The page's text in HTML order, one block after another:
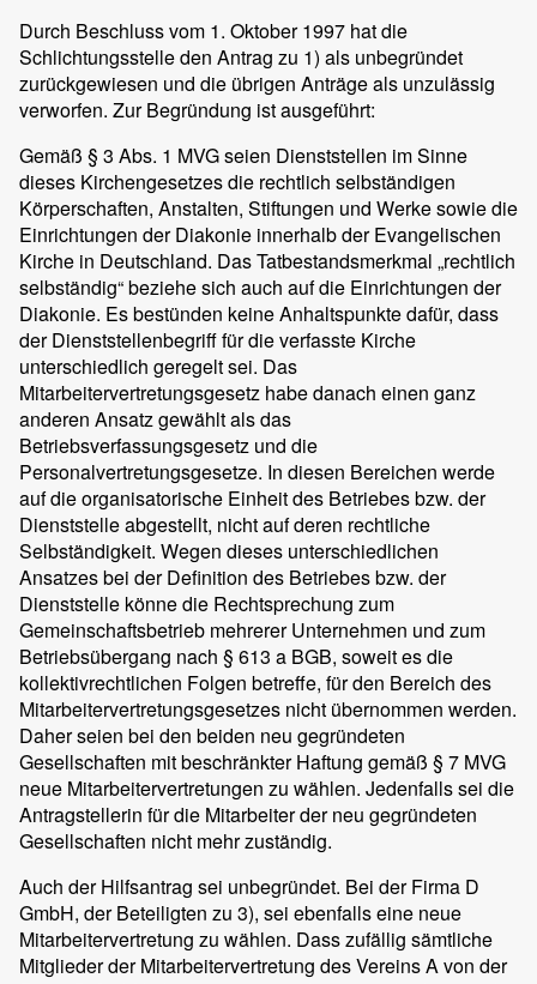
Durch Beschluss vom 1. Oktober 1997 hat die
Schlichtungsstelle den Antrag zu 1) als unbegründet
zurückgewiesen und die übrigen Anträge als unzulässig
verworfen. Zur Begründung ist ausgeführt:
Gemäß § 3 Abs. 1 MVG seien Dienststellen im Sinne
dieses Kirchengesetzes die rechtlich selbständigen
Körperschaften, Anstalten, Stiftungen und Werke sowie die
Einrichtungen der Diakonie innerhalb der Evangelischen
Kirche in Deutschland. Das Tatbestandsmerkmal „rechtlich
selbständig“ beziehe sich auch auf die Einrichtungen der
Diakonie. Es bestünden keine Anhaltspunkte dafür, dass
der Dienststellenbegriff für die verfasste Kirche
unterschiedlich geregelt sei. Das
Mitarbeitervertretungsgesetz habe danach einen ganz
anderen Ansatz gewählt als das
Betriebsverfassungsgesetz und die
Personalvertretungsgesetze. In diesen Bereichen werde
auf die organisatorische Einheit des Betriebes bzw. der
Dienststelle abgestellt, nicht auf deren rechtliche
Selbständigkeit. Wegen dieses unterschiedlichen
Ansatzes bei der Definition des Betriebes bzw. der
Dienststelle könne die Rechtsprechung zum
Gemeinschaftsbetrieb mehrerer Unternehmen und zum
Betriebsübergang nach § 613 a BGB, soweit es die
kollektivrechtlichen Folgen betreffe, für den Bereich des
Mitarbeitervertretungsgesetzes nicht übernommen werden.
Daher seien bei den beiden neu gegründeten
Gesellschaften mit beschränkter Haftung gemäß § 7 MVG
neue Mitarbeitervertretungen zu wählen. Jedenfalls sei die
Antragstellerin für die Mitarbeiter der neu gegründeten
Gesellschaften nicht mehr zuständig.
Auch der Hilfsantrag sei unbegründet. Bei der Firma D
GmbH, der Beteiligten zu 3), sei ebenfalls eine neue
Mitarbeitervertretung zu wählen. Dass zufällig sämtliche
Mitglieder der Mitarbeitervertretung des Vereins A von der